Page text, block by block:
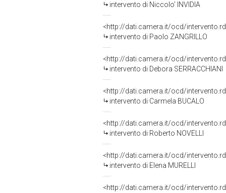
intervento di Niccolo' INVIDIA
<http://dati.camera.it/ocd/
intervento di Paolo ZANGRILLO
<http://dati.camera.it/ocd/
intervento di Debora SERRACCHIANI
<http://dati.camera.it/ocd/
intervento di Carmela BUCALO
<http://dati.camera.it/ocd/
intervento di Roberto NOVELLI
<http://dati.camera.it/ocd/
intervento di Elena MURELLI
<http://dati.camera.it/ocd/